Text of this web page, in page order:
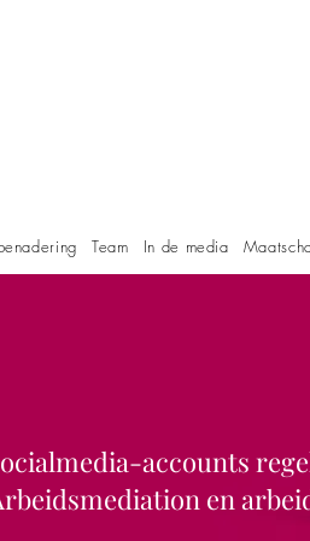
Team In de media
accounts
en